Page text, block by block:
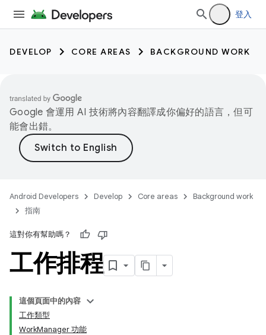
登入
DEVELOP CORE AREAS BACKGROUND WORK
Google 會運用 AI 技術將內容翻譯成你偏好的語言，但可
能會出錯。
Android Developers Develop Core areas
Background work
指南
這對你有幫助嗎？
工作排程
這個頁面中的內容
工作類型
WorkManager 功能